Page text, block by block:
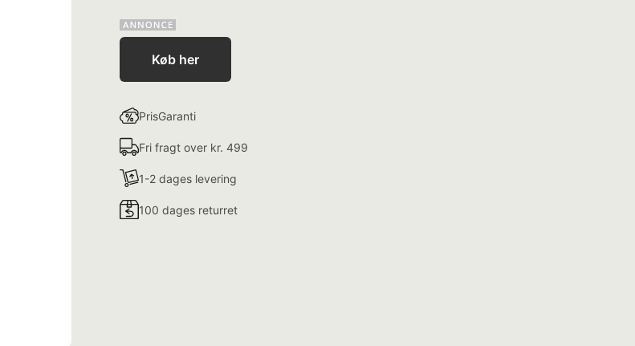
Køb her
PrisGaranti
Fri fragt over kr. 499
1-2 dages levering
100 dages returret